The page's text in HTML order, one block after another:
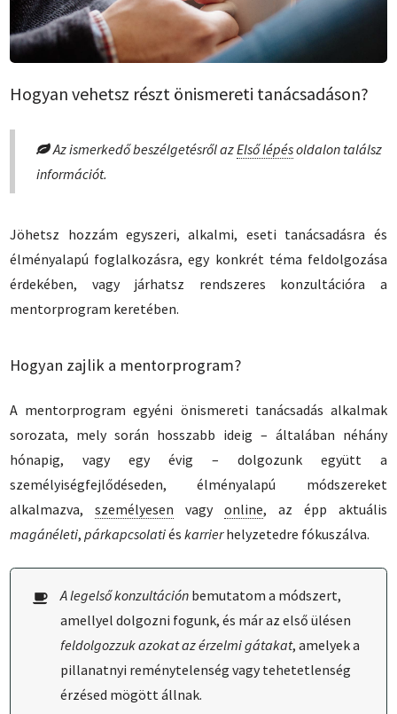
Hogyan vehetsz részt önismereti tanácsadáson?
Az ismerkedő beszélgetésről azElső lépésoldalon találsz
információt.
Jöhetsz hozzám egyszeri, alkalmi, eseti tanácsadásra és
élményalapú foglalkozásra, egy konkrét téma feldolgozása
érdekében, vagy járhatsz rendszeres konzultációra a
mentorprogram keretében.
Hogyan zajlik a mentorprogram?
A mentorprogram egyéni önismereti tanácsadás alkalmak
sorozata, mely során hosszabb ideig – általában néhány
hónapig, vagy egy évig – dolgozunk együtt a
személyiségfejlődéseden, élményalapú módszereket
alkalmazva,személyesen vagy online, az épp aktuális
magánéleti,párkapcsolatiéskarrierhelyzetedre fókuszálva.
A legelső konzultáción bemutatom a módszert,
amellyel dolgozni fogunk, és már az első ülésen
feldolgozzuk azokat az érzelmi gátakat, amelyek a
pillanatnyi reménytelenség vagy tehetetlenség
érzésed mögött állnak.